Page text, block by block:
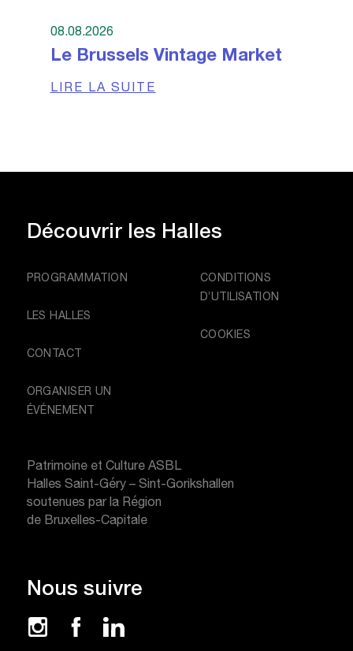
08.08.2026
Le Brussels Vintage Market
LIRE LA SUITE
Découvrirles Halles
CONDITIONS
D’UTILISATION
COOKIES
Nous suivre
PROGRAMMATION
LES HALLES
CONTACT
ORGANISER UN
ÉVÉNEMENT
Patrimoine et Culture ASBL
Halles Saint-Géry – Sint-Gorikshallen
soutenues par la Région
de Bruxelles-Capitale